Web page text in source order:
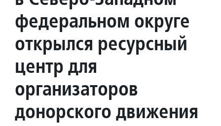
федеральном округе
открылся ресурсный
центр для
организаторов
донорского движения